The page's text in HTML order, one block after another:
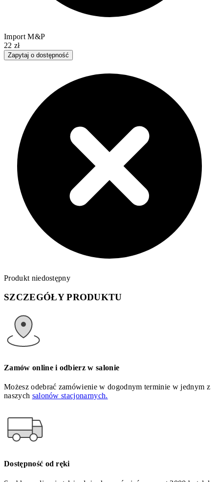
Import M&P
22 zł
Zapytaj o dostępność
Produkt niedostępny
SZCZEGÓŁY PRODUKTU
Zamów online i odbierz w salonie
Możesz odebrać zamówienie w dogodnym terminie w jednym z
naszych salonów stacjonarnych.
Dostępność od ręki